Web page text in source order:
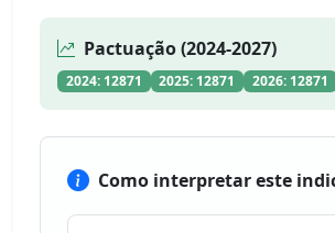
Pactuação (2024-2027)
2024: 12871 2025: 12871 2026: 12871
Como interpretar este